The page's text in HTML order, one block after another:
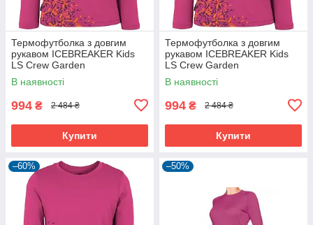
Термофутболка з довгим
рукавом ICEBREAKER Kids
LS Crew Garden
magenta/lotus 08
В наявності
994 ₴ 2 484 ₴
Купити
Термофутболка з довгим
рукавом ICEBREAKER Kids
LS Crew Garden
magenta/lotus 10
В наявності
994 ₴ 2 484 ₴
Купити
–60% –50%